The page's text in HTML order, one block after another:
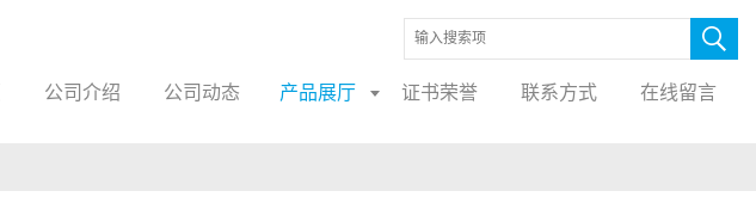
公司介绍 公司动态 产品展厅 证书荣誉 联系方式 在线留言